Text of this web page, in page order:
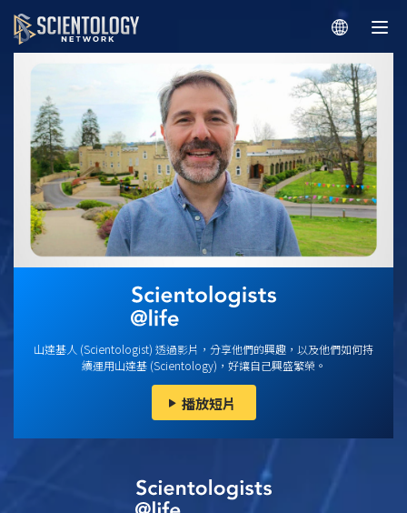
山達基人 (Scientologist) 透過影片，分享他們的興趣，以及他們如何持
續運用山達基 (Scientology)，好讓自己興盛繁榮。
播放短片